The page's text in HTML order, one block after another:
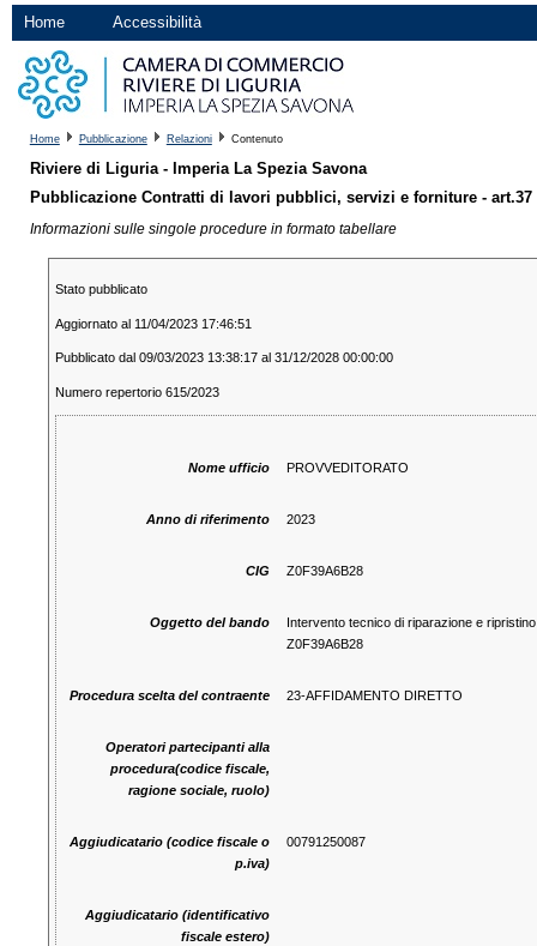
Home Accessibilità
Home Pubblicazione Relazioni Contenuto
Riviere di Liguria - Imperia La Spezia Savona
Pubblicazione Contratti di lavori pubblici, servizi e forniture - art.37
Informazioni sulle singole procedure in formato tabellare
Stato pubblicato
Aggiornato al 11/04/2023 17:46:51
Pubblicato dal 09/03/2023 13:38:17 al 31/12/2028 00:00:00
Numero repertorio 615/2023
Nome ufficio PROVVEDITORATO
Anno di riferimento 2023
CIG Z0F39A6B28
Oggetto del bando
Intervento tecnico di riparazione e
Z0F39A6B28
Procedura scelta del contraente 23-AFFIDAMENTO DIRETTO
Operatori partecipanti alla
procedura(codice fiscale,
ragione sociale, ruolo)
Aggiudicatario (codice fiscale o
p.iva)
00791250087
Aggiudicatario (identificativo
fiscale estero)